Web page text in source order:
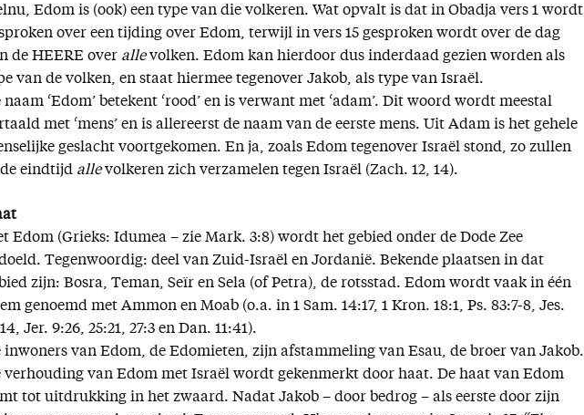
Edom is (ook) een type van die volkeren. Wat opvalt is dat in Obadja vers 1 wordt
over een tijding over Edom, terwijl in vers 15 gesproken wordt over de dag
de HEERE over allevolken. Edom kan hierdoor dus inderdaad gezien worden als
van de volken, en staat hiermee tegenover Jakob, als type van Israël.
naam ‘Edom’ betekent ‘rood’ en is verwant met ‘adam’. Dit woord wordt meestal
met ‘mens’ en is allereerst de naam van de eerste mens. Uit Adam is het gehele
geslacht voortgekomen. En ja, zoals Edom tegenover Israël stond, zo zullen
eindtijd allevolkeren zich verzamelen tegen Israël (Zach. 12, 14).
Edom (Grieks: Idumea – zie Mark. 3:8) wordt het gebied onder de Dode Zee
Tegenwoordig: deel van Zuid-Israël en Jordanië. Bekende plaatsen in dat
zijn: Bosra, Teman, Seïr en Sela (of Petra), de rotsstad. Edom wordt vaak in één
genoemd met Ammon en Moab (o.a. in 1 Sam. 14:17, 1 Kron. 18:1, Ps. 83:7-8, Jes.
Jer. 9:26, 25:21, 27:3 en Dan. 11:41).
inwoners van Edom, de Edomieten, zijn afstammeling van Esau, de broer van Jakob.
verhouding van Edom met Israël wordt gekenmerkt door haat. De haat van Edom
tot uitdrukking in het zwaard. Nadat Jakob – door bedrog – als eerste door zijn